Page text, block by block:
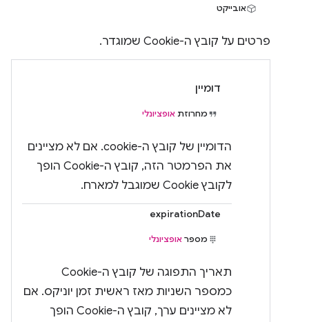
אובייקט
פרטים על קובץ ה-Cookie שמוגדר.
דומיין
מחרוזת אופציונלי
הדומיין של קובץ ה-cookie. אם לא מציינים
את הפרמטר הזה, קובץ ה-Cookie הופך
לקובץ Cookie שמוגבל למארח.
expirationDate
מספר אופציונלי
תאריך התפוגה של קובץ ה-Cookie
כמספר השניות מאז ראשית זמן יוניקס. אם
לא מציינים ערך, קובץ ה-Cookie הופך